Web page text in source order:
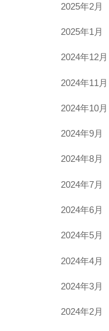
2025年2月
2025年1月
2024年12月
2024年11月
2024年10月
2024年9月
2024年8月
2024年7月
2024年6月
2024年5月
2024年4月
2024年3月
2024年2月